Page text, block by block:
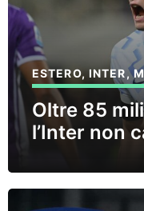
ESTERO, INTER,
Oltre 85
l’Inter non